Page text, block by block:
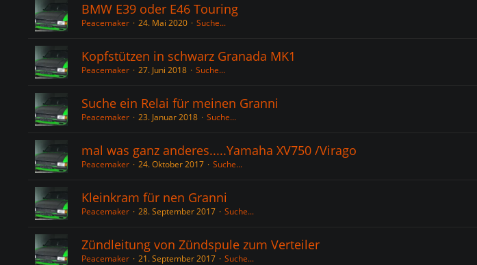
BMW E39 oder E46 Touring
Peacemaker 24. Mai 2020 Suche...
Kopfstützen in schwarz Granada MK1
Peacemaker 27. Juni 2018 Suche...
Suche ein Relai für meinen Granni
Peacemaker 23. Januar 2018 Suche...
mal was ganz anderes.....Yamaha XV750 /Virago
Peacemaker 24. Oktober 2017 Suche...
Kleinkram für nen Granni
Peacemaker 28. September 2017 Suche...
Zündleitung von Zündspule zum Verteiler
Peacemaker 21. September 2017 Suche...